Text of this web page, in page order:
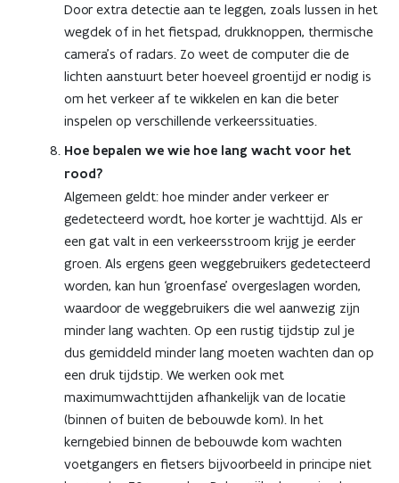
Door extra detectie aan te leggen, zoals lussen in het
wegdek of in het fietspad, drukknoppen, thermische
camera’s of radars. Zo weet de computer die de
lichten aanstuurt beter hoeveel groentijd er nodig is
om het verkeer af te wikkelen en kan die beter
inspelen op verschillende verkeerssituaties.
Hoe bepalen we wie hoe lang wacht voor het
rood?
Algemeen geldt: hoe minder ander verkeer er
gedetecteerd wordt, hoe korter je wachttijd. Als er
een gat valt in een verkeersstroom krijg je eerder
groen. Als ergens geen weggebruikers gedetecteerd
worden, kan hun ‘groenfase’ overgeslagen worden,
waardoor de weggebruikers die wel aanwezig zijn
minder lang wachten. Op een rustig tijdstip zul je
dus gemiddeld minder lang moeten wachten dan op
een druk tijdstip. We werken ook met
maximumwachttijden afhankelijk van de locatie
(binnen of buiten de bebouwde kom). In het
kerngebied binnen de bebouwde kom wachten
voetgangers en fietsers bijvoorbeeld in principe niet